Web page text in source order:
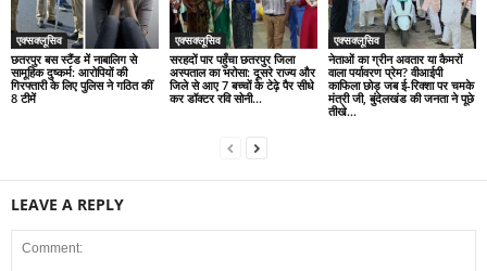
एक्सक्लूसिव
छतरपुर बस स्टैंड में नाबालिग से
सामूहिक दुष्कर्म: आरोपियों की
गिरफ्तारी के लिए पुलिस ने गठित कीं
8 टीमें
एक्सक्लूसिव
सरहदों पार पहुँचा छतरपुर जिला
अस्पताल का भरोसा: दूसरे राज्य और
जिले से आए 7 बच्चों के टेढ़े पैर सीधे
कर डॉक्टर रवि सोनी...
एक्सक्लूसिव
नेताओं का ग्रीन अवतार या कैमरों
वाला पर्यावरण प्रेम? वीआईपी
काफिला छोड़ जब ई-रिक्शा पर चमके
मंत्री जी, बुंदेलखंड की जनता ने पूछे
तीखे...
LEAVE A REPLY